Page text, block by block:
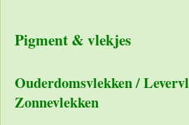
Pigment & vlekjes
Ouderdomsvlekken /
Zonnevlekken